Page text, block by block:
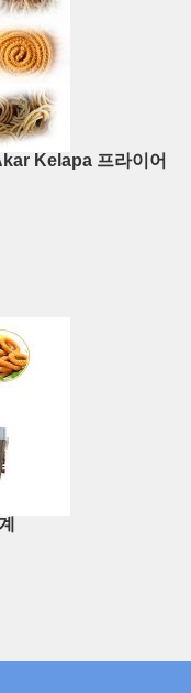
Kelapa 프라이어